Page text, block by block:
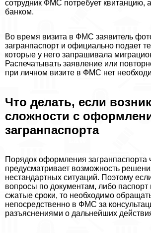
сотрудник ФМС потребует квитанцию,
банком.
Во время визита в ФМС заявитель
загранпаспорт и официально подает
которые у него запрашивала
Распечатывать заявление или
при личном визите в ФМС нет
Что делать, если
сложности с
загранпаспорта
Порядок оформления загранпаспорта
предусматривает возможность
нестандартных ситуаций. Поэтому
вопросы по документам, либо паспорт
сжатые сроки, то необходимо
непосредственно в ФМС за
разъяснениями о дальнейших